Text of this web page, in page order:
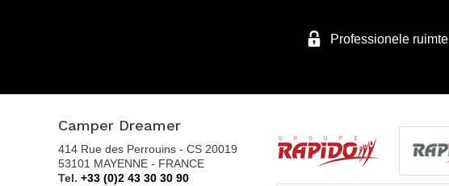
WEBSITE - VANOMOBIL BVBA LOKEREN - NE
PAS UTILISER
DIJKSTRAAT 2/C
Professionele ruimte
Camper Dreamer
414 Rue des Perrouins - CS 20019
53101 MAYENNE - FRANCE
Tel. +33 (0)2 43 30 30 90